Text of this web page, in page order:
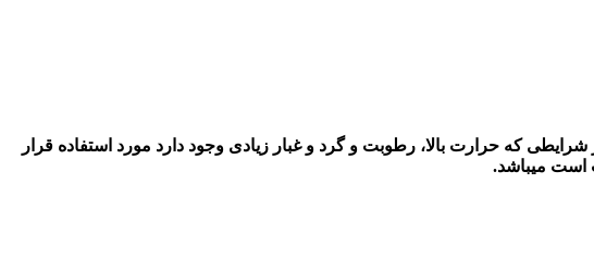
شرایطی که حرارت بالا، رطوبت و گرد و غبار زیادی وجود دارد مورد استفاده قرار
است میباشد.